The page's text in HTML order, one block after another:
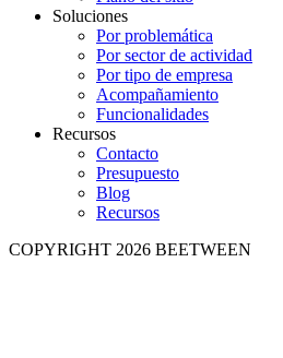
Soluciones
Por problemática
Por sector de actividad
Por tipo de empresa
Acompañamiento
Funcionalidades
Recursos
Contacto
Presupuesto
Blog
Recursos
COPYRIGHT 2026 BEETWEEN